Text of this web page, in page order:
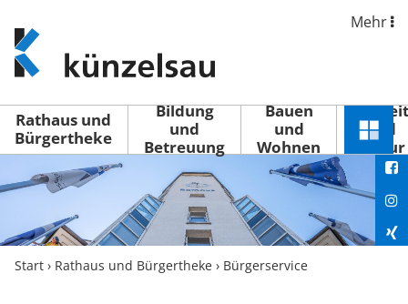
www.kuenzelsau.de
(zur
Startseite)
Mehr
Rathaus und
Bürgertheke
Bildung
und
Betreuung
Bauen
und
Wohnen
Freizeit
und
Kultur
Menü
Start › Rathaus und Bürgertheke › Bürgerservice